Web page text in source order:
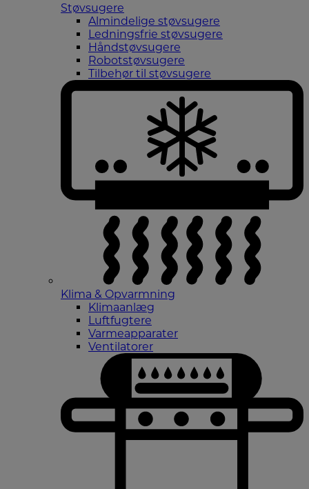
Støvsugere
Almindelige støvsugere
Ledningsfrie støvsugere
Håndstøvsugere
Robotstøvsugere
Tilbehør til støvsugere
Klima & Opvarmning
Klimaanlæg
Luftfugtere
Varmeapparater
Ventilatorer